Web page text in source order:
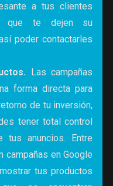
a tus clientes
que te dejen su
poder contactarles
Las campañas
forma directa para
de tu inversión,
tener total control
anuncios. Entre
campañas en Google
tus productos